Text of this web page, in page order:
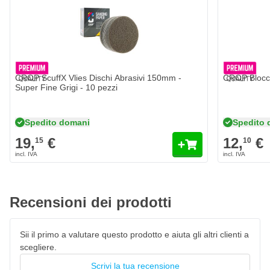
Si adatta alla forma della superficie
Modello di graffi uniforme
Adatto per levigare sia a secco che a umido
Non si strappa o si rompe
CROP ScuffX Vlies Dischi Abrasivi 150mm -
Super Fine Grigi - 10 pezzi
Spedito domani
19,15 €
CROP
Spedito
12,10 €
Recensioni dei prodotti
Sii il primo a valutare questo prodotto e aiuta gli altri clienti a
scegliere.
Scrivi la tua recensione